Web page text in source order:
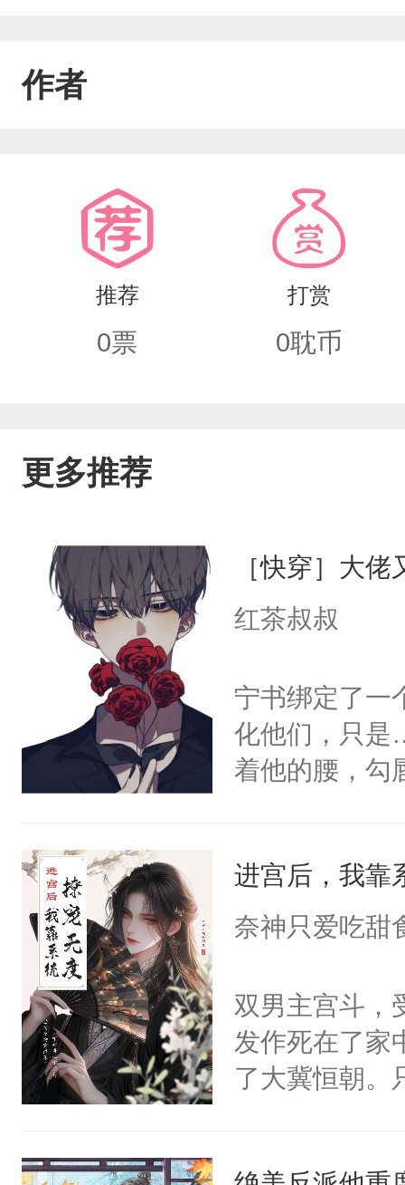
3. 陈泽宇——普通家庭唯一女主好友苏
怜、挑拨离间、搞事情✅贫富反差直
磕！！校园狗血、暗恋、反差、绿茶
作者
推荐
0票
打赏
0耽币
更多推荐
［快穿］大
红茶叔叔
宁书绑定了一
化他们，只是
着他的腰，勾
来，给老公亲
用力——为你
进宫后，我靠
奈神只爱吃甜
双男主宫斗，
发作死在了家
了大冀恒朝。